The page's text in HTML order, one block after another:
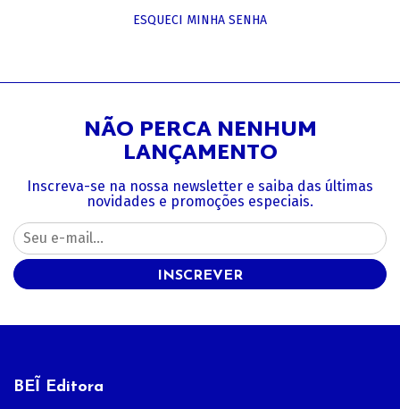
ESQUECI MINHA SENHA
NÃO PERCA NENHUM
LANÇAMENTO
Inscreva-se na nossa newsletter e saiba das últimas
novidades e promoções especiais.
INSCREVER
BEĨ Editora